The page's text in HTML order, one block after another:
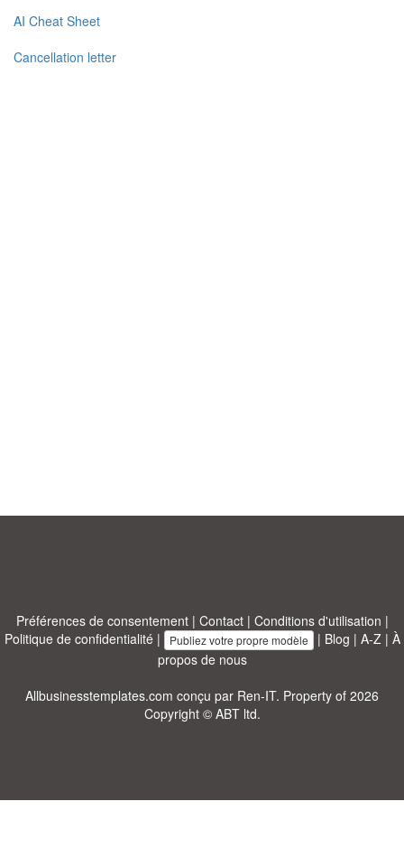
AI Cheat Sheet
Cancellation letter
Préférences de consentement| Contact| Conditions d'utilisation |
Politique de confidentialité| Publiez votre propre modèle | Blog | A-Z | À
propos de nous
Allbusinesstemplates.com conçu par Ren-IT. Property of 2026
Copyright © ABT ltd.